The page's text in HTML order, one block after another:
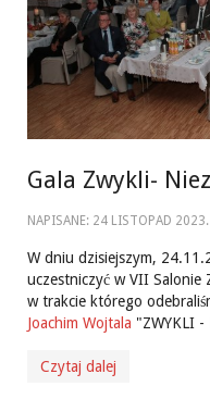
Gala Zwykli-
NAPISANE: 24 LISTOPAD 2023
W dniu dzisiejszym,
uczestniczyć w VII Salonie
w trakcie którego
Joachim Wojtala "ZWYKLI -
Czytaj dalej